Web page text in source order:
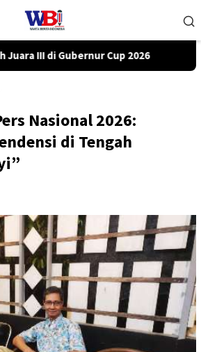
DPRD Tanah Bumbu Desak PLN
Nasional 2026:
di Tengah